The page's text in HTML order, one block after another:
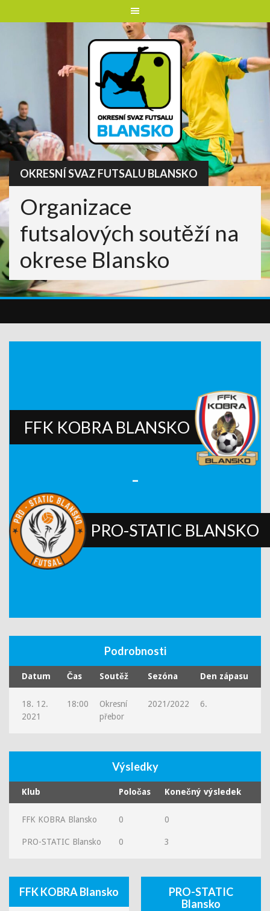
to
OKRESNÍ SVAZ FUTSALU BLANSKO
Organizace
futsalových soutěží na
okrese Blansko
FFK KOBRA BLANSKO
-
PRO-STATIC BLANSKO
Podrobnosti
Datum Čas Soutěž Sezóna Den zápasu
18. 12.
2021
18:00
Okresní
přebor
2021/2022 6.
Výsledky
Klub Poločas Konečný výsledek
FFK KOBRA Blansko 0 0
PRO-STATIC Blansko 0 3
FFK KOBRA Blansko
PRO-STATIC
Blansko